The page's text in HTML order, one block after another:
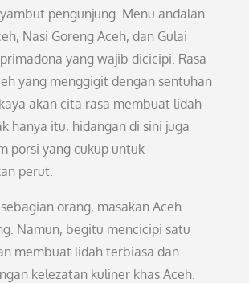
pengunjung. Menu andalan
Nasi Goreng Aceh, dan Gulai
yang wajib dicicipi. Rasa
yang menggigit dengan sentuhan
akan cita rasa membuat lidah
hanya itu, hidangan di sini juga
porsi yang cukup untuk
perut.
orang, masakan Aceh
Namun, begitu mencicipi satu
membuat lidah terbiasa dan
kelezatan kuliner khas Aceh.